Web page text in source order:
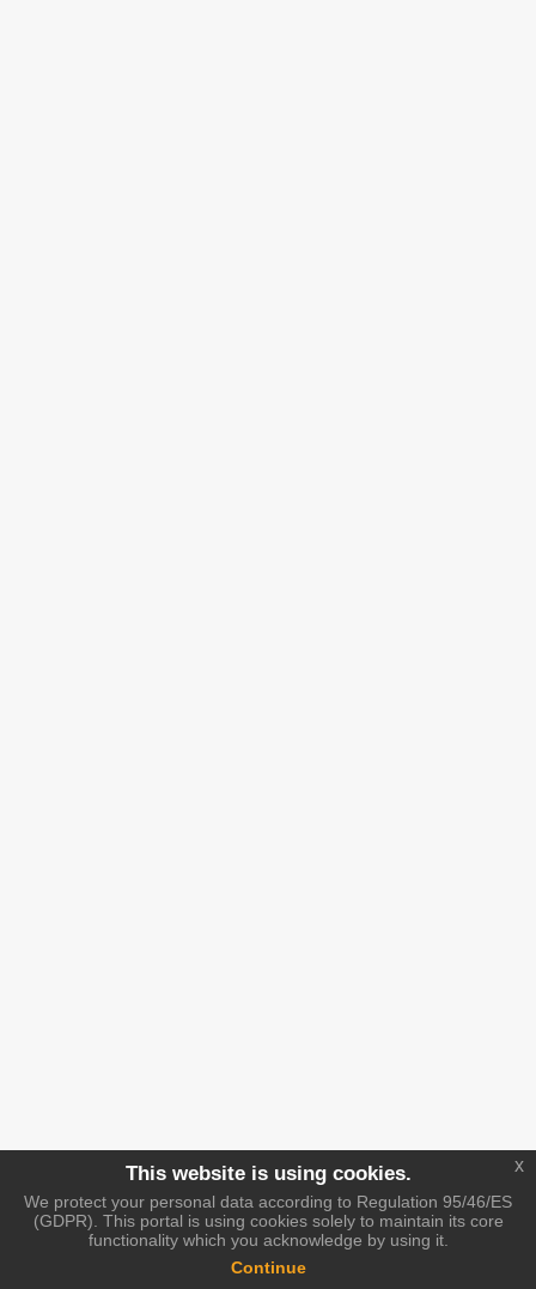
This website is using cookies.
We protect your personal data according to Regulation 95/46/ES
(GDPR). This portal is using cookies solely to maintain its core
functionality which you acknowledge by using it.
Continue
x